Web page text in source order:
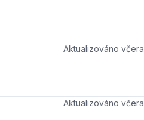
Aktualizováno včera
Aktualizováno včera